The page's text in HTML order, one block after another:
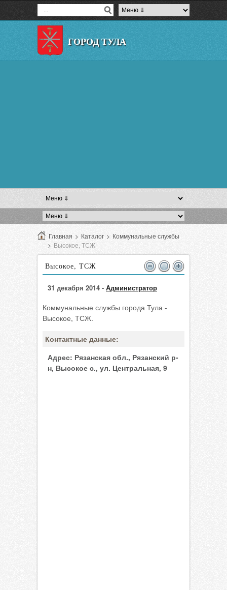
ГОРОД ТУЛА
Главная > Каталог > Коммунальные службы
> Высокое, ТСЖ
Высокое, ТСЖ
31 декабря 2014 - Администратор
Коммунальные службы города Тула -
Высокое, ТСЖ.
Контактные данные:
Адрес: Рязанская обл., Рязанский р-
н, Высокое с., ул. Центральная, 9